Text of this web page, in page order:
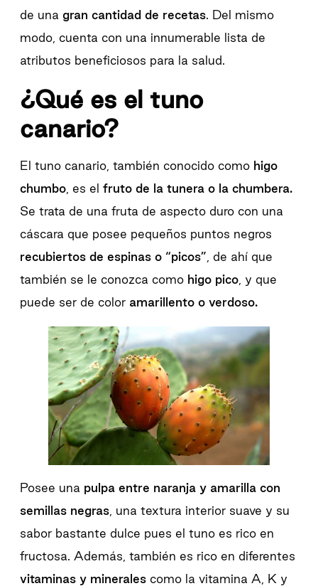
de una gran cantidad de recetas. Del mismo
modo, cuenta con una innumerable lista de
atributos beneficiosos para la salud.
¿Qué es el tuno
canario?
El tuno canario, también conocido como higo
chumbo, es el fruto de la tunera o la chumbera.
Se trata de una fruta de aspecto duro con una
cáscara que posee pequeños puntos negros
recubiertos de espinas o “picos” , de ahí que
también se le conozca como higo pico, y que
puede ser de color amarillento o verdoso.
Posee una pulpa entre naranja y amarilla con
semillas negras, una textura interior suave y su
sabor bastante dulce pues el tuno es rico en
fructosa. Además, también es rico en diferentes
vitaminas y mineralescomo la vitamina A, K y